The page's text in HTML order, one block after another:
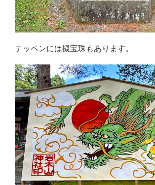
テッペンには擬宝珠もあります。